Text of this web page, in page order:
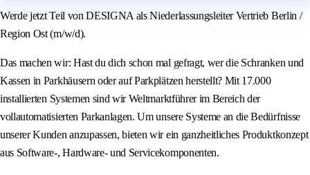
Werde jetzt Teil von DESIGNA als Niederlassungsleiter Vertrieb Berlin /
Region Ost (m/w/d).
Das machen wir: Hast du dich schon mal gefragt, wer die Schranken und
Kassen in Parkhäusern oder auf Parkplätzen herstellt? Mit 17.000
installierten Systemen sind wir Weltmarktführer im Bereich der
vollautomatisierten Parkanlagen. Um unsere Systeme an die Bedürfnisse
unserer Kunden anzupassen, bieten wir ein ganzheitliches Produktkonzept
aus Software-, Hardware- und Servicekomponenten.